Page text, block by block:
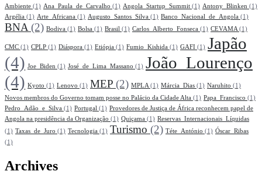
Ambiente (1) Ana_Paula_de_Carvalho (1) Angola_Startup_Summit (1) Antony_Blinken (1)
Argélia (1) Arte_Africana (1) Augusto_Santos_Silva (1) Banco_Nacional_de_Angola (1)
BNA(2) Bodiva (1) Bolsa (1) Brasil (1) Carlos_Alberto_Fonseca (1) CEVAMA(1)
CMC (1) CPLP (1) Diáspora (1) Etiópia (1) Fumio_Kishida (1) GAFI (1) Japão
(4) Joe_Biden (1) José_de_Lima_Massano (1) João_Lourenço
(4) Kyoto (1) Lenovo (1) MEP (2) MPLA(1) Márcia_Dias (1) Naruhito (1)
Novos membros do Governo tomam posse no Palácio da Cidade Alta (1) Papa_Francisco (1)
Pedro_Adão_e_Silva (1) Portugal (1) Provedores de Justiça de África reconhecem papel de
Angola na presidência da Organização (1) Quiçama (1) Reservas_Internacionais_Líquidas
(1) Taxas_de_Juro (1) Tecnologia (1) Turismo (2) Téte_António (1) Óscar_Ribas
(1)
Archives